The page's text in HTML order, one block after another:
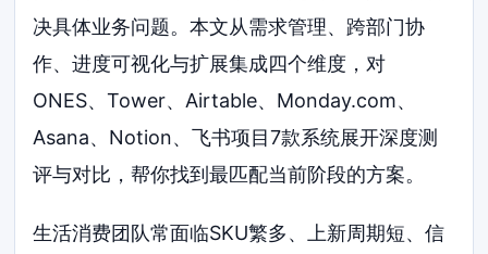
决具体业务问题。本文从需求管理、跨部门协
作、进度可视化与扩展集成四个维度，对
ONES、Tower、Airtable、Monday.com、
Asana、Notion、飞书项目7款系统展开深度测
评与对比，帮你找到最匹配当前阶段的方案。
生活消费团队常面临SKU繁多、上新周期短、信